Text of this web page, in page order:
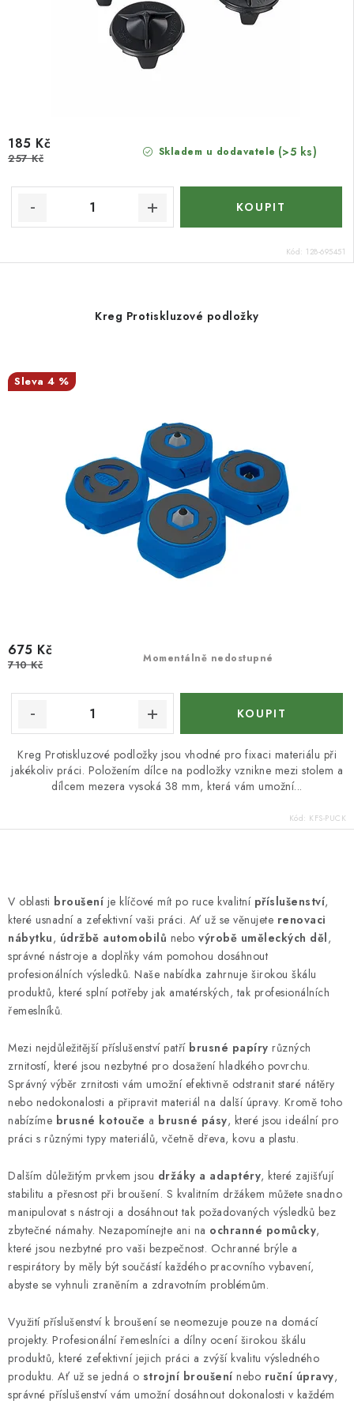
Skladem u dodavatele (>5 ks)
185 Kč
257 Kč
Kód: 128-695451
Kreg Protiskluzové podložky
4 %
Momentálně nedostupné
675 Kč
710 Kč
Kreg Protiskluzové podložky jsou vhodné pro fixaci materiálu při
jakékoliv práci. Položením dílce na podložky vznikne mezi stolem a
dílcem mezera vysoká 38 mm, která vám umožní...
Kód: KFS-PUCK
v
l
á
d
a
c
í
p
r
v
k
y
v
p
i
s
u
V oblasti broušení je klíčové mít po ruce kvalitní příslušenství,
které usnadní a zefektivní vaši práci. Ať už se věnujete renovaci
nábytku, údržbě automobilů nebo výrobě uměleckých děl,
správné nástroje a doplňky vám pomohou dosáhnout
profesionálních výsledků. Naše nabídka zahrnuje širokou škálu
produktů, které splní potřeby jak amatérských, tak profesionálních
řemeslníků.
Mezi nejdůležitější příslušenství patří brusné papíry různých
zrnitostí, které jsou nezbytné pro dosažení hladkého povrchu.
Správný výběr zrnitosti vám umožní efektivně odstranit staré nátěry
nebo nedokonalosti a připravit materiál na další úpravy. Kromě toho
nabízíme brusné kotouče a brusné pásy, které jsou ideální pro
práci s různými typy materiálů, včetně dřeva, kovu a plastu.
Dalším důležitým prvkem jsou držáky a adaptéry, které zajišťují
stabilitu a přesnost při broušení. S kvalitním držákem můžete snadno
manipulovat s nástroji a dosáhnout tak požadovaných výsledků bez
zbytečné námahy. Nezapomínejte ani na ochranné pomůcky,
které jsou nezbytné pro vaši bezpečnost. Ochranné brýle a
respirátory by měly být součástí každého pracovního vybavení,
abyste se vyhnuli zraněním a zdravotním problémům.
Využití příslušenství k broušení se neomezuje pouze na domácí
projekty. Profesionální řemeslníci a dílny ocení širokou škálu
produktů, které zefektivní jejich práci a zvýší kvalitu výsledného
produktu. Ať už se jedná o strojní broušení nebo ruční úpravy,
správné příslušenství vám umožní dosáhnout dokonalosti v každém